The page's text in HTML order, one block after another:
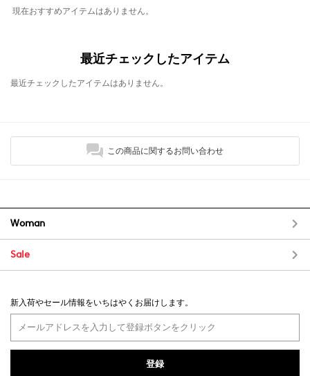
現在おすすめアイテムはありません。
最近チェックしたアイテム
最近チェックしたアイテムはありません。
この商品に関するお問い合わせ
Woman
Sale
新入荷やセール情報をいちはやくお届けします。
登録